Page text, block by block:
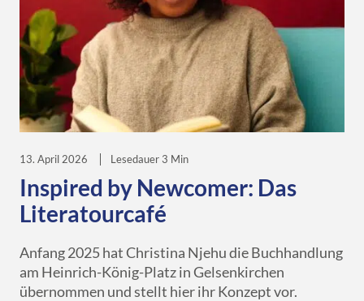
13. April 2026 Lesedauer 3 Min
Inspired by Newcomer: Das
Literatourcafé
Anfang 2025 hat Christina Njehu die Buchhandlung
am Heinrich-König-Platz in Gelsenkirchen
übernommen und stellt hier ihr Konzept vor.